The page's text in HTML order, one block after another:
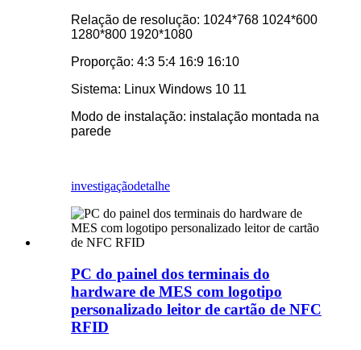
Relação de resolução: 1024*768 1024*600
1280*800 1920*1080
Proporção: 4:3 5:4 16:9 16:10
Sistema: Linux Windows 10 11
Modo de instalação: instalação montada na
parede
investigaçãodetalhe
PC do painel dos terminais do
hardware de MES com logotipo
personalizado leitor de cartão de NFC
RFID